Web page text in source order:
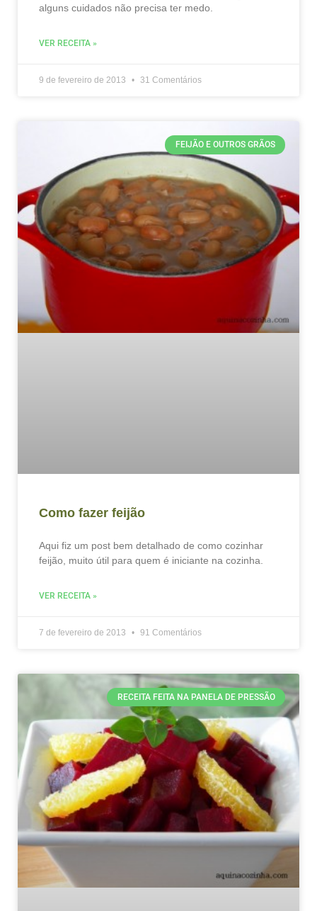
alguns cuidados não precisa ter medo.
VER RECEITA »
9 de fevereiro de 2013 31 Comentários
FEIJÃO E OUTROS GRÃOS
Como fazer feijão
Aqui fiz um post bem detalhado de como cozinhar
feijão, muito útil para quem é iniciante na cozinha.
VER RECEITA »
7 de fevereiro de 2013 91 Comentários
RECEITA FEITA NA PANELA DE PRESSÃO